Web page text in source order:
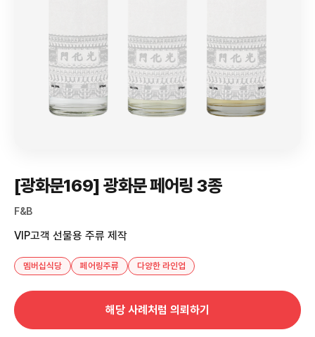
[광화문169] 광화문 페어링 3종
F&B
VIP고객 선물용 주류 제작
멤버십식당 페어링주류 다양한 라인업
해당 사례처럼 의뢰하기